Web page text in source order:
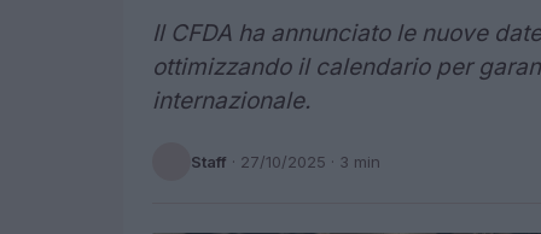
Il CFDA ha annunciato le nuove
ottimizzando il calendario per
internazionale.
Staff · 27/10/2025 · 3 min